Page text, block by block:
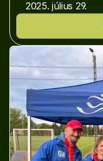
2025. július 29.